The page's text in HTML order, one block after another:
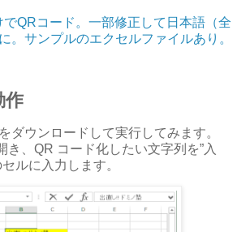
QRコード。一部修正して日本語（全
。サンプルのエクセルファイルあり。
作
ダウンロードして実行してみます。
き、QR コード化したい文字列を”入
ルに入力します。